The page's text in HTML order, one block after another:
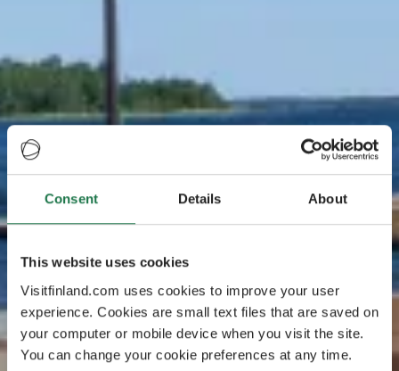
Consent Details About
This website uses cookies
Visitfinland.com uses cookies to improve your user
experience. Cookies are small text files that are saved on
your computer or mobile device when you visit the site.
You can change your cookie preferences at any time.